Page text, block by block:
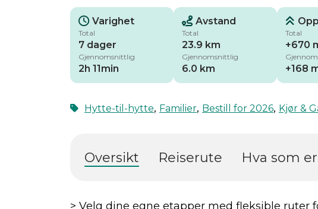
Varighet
Total
7 dager
Gjennomsnittlig
2h 11min
Avstand
Total
23.9 km
Gjennomsnittlig
6.0 km
Total
+670
+168
Hytte-til-hytte, Familier, Bestill for 2026, Kjør &
Oversikt Reiserute Hva som
> Velg dine egne etapper med fleksible ruter